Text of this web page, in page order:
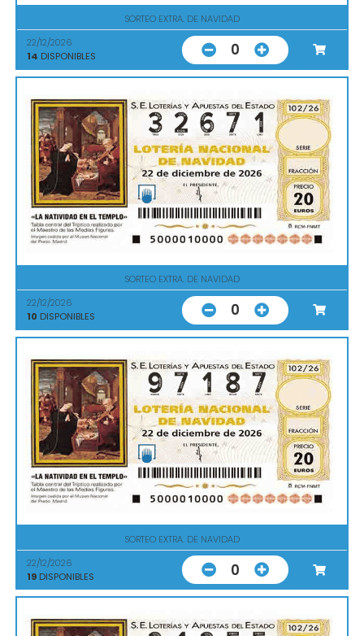
SORTEO EXTRA. DE NAVIDAD
22/12/2026
14 DISPONIBLES 0
SORTEO EXTRA. DE NAVIDAD
22/12/2026
10 DISPONIBLES 0
SORTEO EXTRA. DE NAVIDAD
22/12/2026
19 DISPONIBLES 0